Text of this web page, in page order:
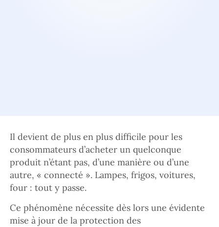
Il devient de plus en plus difficile pour les
consommateurs d’acheter un quelconque
produit n’étant pas, d’une manière ou d’une
autre, « connecté ». Lampes, frigos, voitures,
four : tout y passe.
Ce phénomène nécessite dès lors une évidente
mise à jour de la protection des